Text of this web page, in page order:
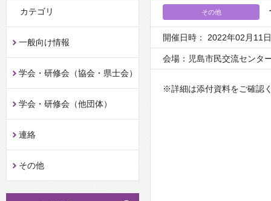
カテゴリ
一般向け情報
学会・研修会（協会・県士会）
学会・研修会（他団体）
連絡
その他
その他
開催日時： 2022年02月11
会場：児島市民交流セン
※詳細は添付資料をご確認